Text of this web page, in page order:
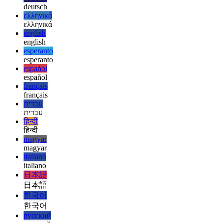
afrikaans
afrikaans
العربية
العربية
deutsch
deutsch
ελληνικά
ελληνικά
english
english
esperanto
esperanto
español
español
français
français
עברית
עברית
हिन्दी
हिन्दी
magyar
magyar
italiano
italiano
日本語